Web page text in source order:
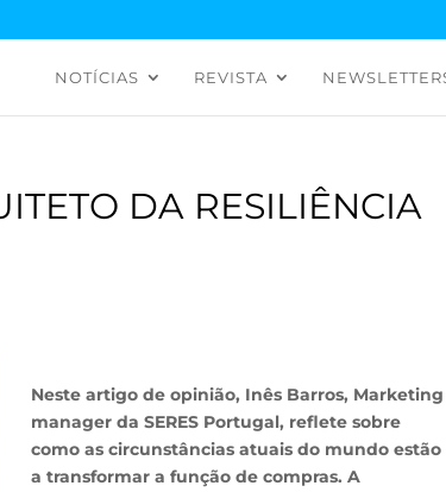
NOTÍCIAS REVISTA
DA RESILIÊNCIA
Neste artigo de opinião, Inês Barros, Marketing
manager da SERES Portugal, reflete sobre
como as circunstâncias atuais do mundo estão
a transformar a função de compras. A